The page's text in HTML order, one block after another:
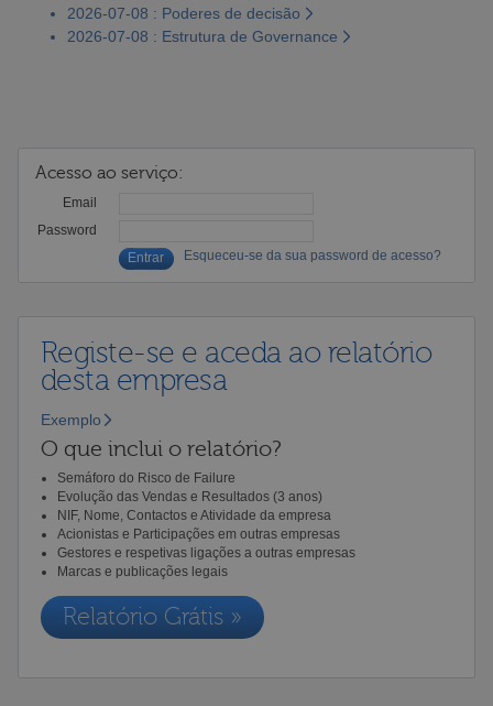
2026-07-08 : Poderes de decisão
2026-07-08 : Estrutura de Governance
Acesso ao serviço:
Email
Password
Esqueceu-se da sua password de acesso?
Registe-se e aceda ao relatório
desta empresa
Exemplo
O que inclui o relatório?
Semáforo do Risco de Failure
Evolução das Vendas e Resultados (3 anos)
NIF, Nome, Contactos e Atividade da empresa
Acionistas e Participações em outras empresas
Gestores e respetivas ligações a outras empresas
Marcas e publicações legais
Relatório Grátis »